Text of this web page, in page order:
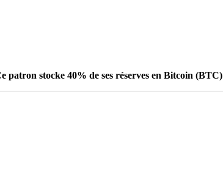
patron stocke 40% de ses réserves en Bitcoin (BTC)